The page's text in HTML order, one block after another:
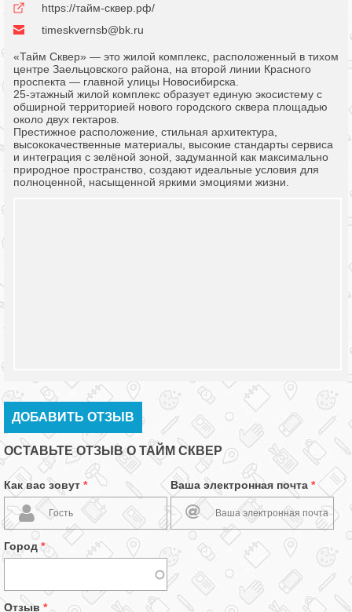
https://тайм-сквер.рф/
timeskvernsb@bk.ru
«Тайм Сквер» — это жилой комплекс, расположенный в тихом
центре Заельцовского района, на второй линии Красного
проспекта — главной улицы Новосибирска.
25-этажный жилой комплекс образует единую экосистему с
обширной территорией нового городского сквера площадью
около двух гектаров.
Престижное расположение, стильная архитектура,
высококачественные материалы, высокие стандарты сервиса
и интеграция с зелёной зоной, задуманной как максимально
природное пространство, создают идеальные условия для
полноценной, насыщенной яркими эмоциями жизни.
ДОБАВИТЬ ОТЗЫВ
ОСТАВЬТЕ ОТЗЫВ О ТАЙМ СКВЕР
Как вас зовут * Ваша электронная почта *
Город *
Отзыв *